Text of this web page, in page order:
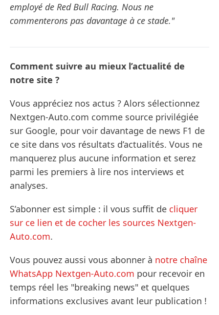
employé de Red Bull Racing. Nous ne
commenterons pas davantage à ce stade."
Comment suivre au mieux l’actualité de
notre site ?
Vous appréciez nos actus ? Alors sélectionnez
Nextgen-Auto.com comme source privilégiée
sur Google, pour voir davantage de news F1 de
ce site dans vos résultats d’actualités. Vous ne
manquerez plus aucune information et serez
parmi les premiers à lire nos interviews et
analyses.
S’abonner est simple : il vous suffit de cliquer
sur ce lien et de cocher les sources Nextgen-
Auto.com.
Vous pouvez aussi vous abonner à notre chaîne
WhatsApp Nextgen-Auto.com pour recevoir en
temps réel les "breaking news" et quelques
informations exclusives avant leur publication !